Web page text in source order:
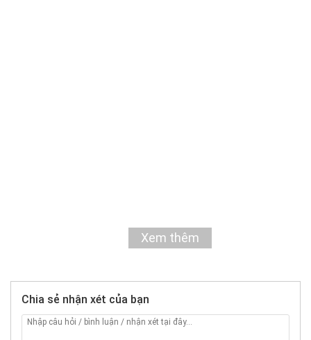
Xem thêm
Chia sẻ nhận xét của bạn